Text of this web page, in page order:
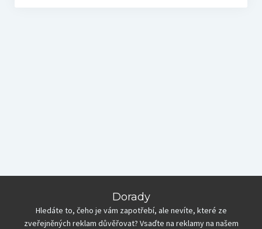
Dorady
Hledáte to, čeho je vám zapotřebí, ale nevíte, které ze
zveřejněných reklam důvěřovat? Vsaďte na reklamy na našem